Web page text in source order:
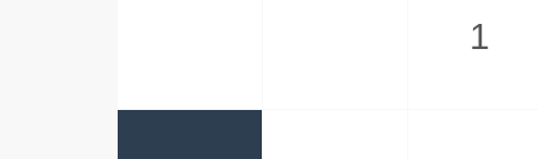
1